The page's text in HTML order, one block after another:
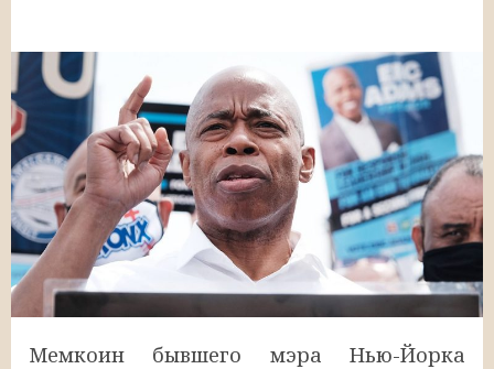
Мемкоин бывшего мэра Нью-Йорка